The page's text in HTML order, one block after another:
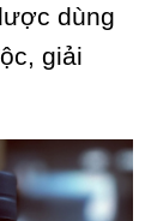
dùng
giải